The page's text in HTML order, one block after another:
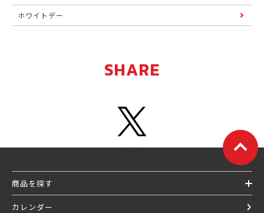
ホワイトデー
SHARE
商品を探す
カレンダー